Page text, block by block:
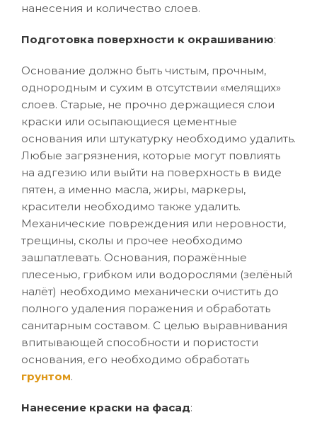
нанесения и количество слоев.
Подготовка поверхности к окрашиванию:
Основание должно быть чистым, прочным,
однородным и сухим в отсутствии «мелящих»
слоев. Старые, не прочно держащиеся слои
краски или осыпающиеся цементные
основания или штукатурку необходимо удалить.
Любые загрязнения, которые могут повлиять
на адгезию или выйти на поверхность в виде
пятен, а именно масла, жиры, маркеры,
красители необходимо также удалить.
Механические повреждения или неровности,
трещины, сколы и прочее необходимо
зашпатлевать. Основания, поражённые
плесенью, грибком или водорослями (зелёный
налёт) необходимо механически очистить до
полного удаления поражения и обработать
санитарным составом. С целью выравнивания
впитывающей способности и пористости
основания, его необходимо обработать
грунтом.
Нанесение краски на фасад: